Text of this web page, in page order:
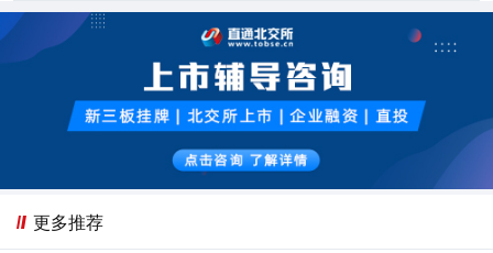
更多推荐